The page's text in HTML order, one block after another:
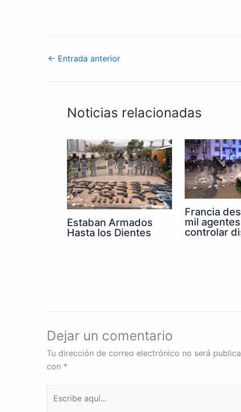
← Entrada anterior
Noticias relacionadas
Estaban Armados
Hasta los Dientes
Francia
mil
controlar
Dejar un comentario
Tu dirección de correo electrónico no será
con *
aquí...